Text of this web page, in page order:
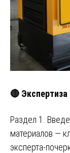
🔴
Раздел 1.
материалов —
эксперта-